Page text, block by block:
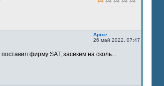
Apixe
26 май 2022, 07:47
фирму SAT, засекём на сколь...